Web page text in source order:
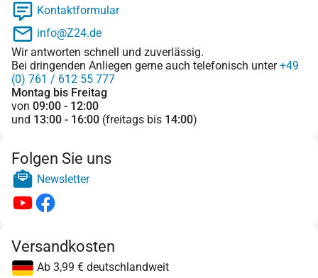
Kontaktformular
info@Z24.de
Wir antworten schnell und zuverlässig.
Bei dringenden Anliegen gerne auch telefonisch unter+49
(0) 761 / 612 55 777
Montag bis Freitag
von 09:00 - 12:00
und 13:00 - 16:00 (freitags bis 14:00)
Folgen Sie uns
Newsletter
Versandkosten
Ab 3,99 € deutschlandweit